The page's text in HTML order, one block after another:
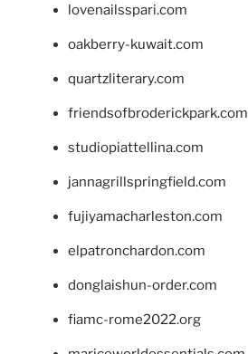
lovenailsspari.com
oakberry-kuwait.com
quartzliterary.com
friendsofbroderickpark.com
studiopiattellina.com
jannagrillspringfield.com
fujiyamacharleston.com
elpatronchardon.com
donglaishun-order.com
fiamc-rome2022.org